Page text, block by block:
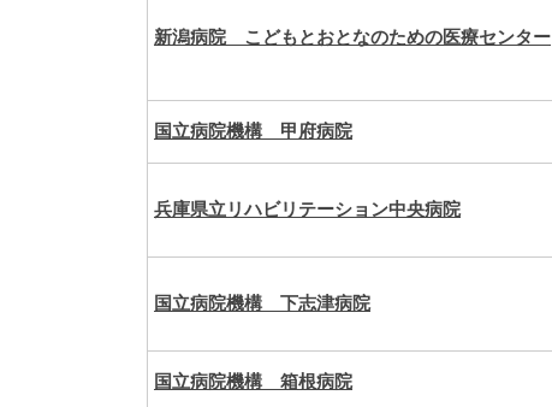
新潟病院 こどもとおとなのための医療センター
国立病院機構 甲府病院
兵庫県立リハビリテーション中央病院
国立病院機構 下志津病院
国立病院機構 箱根病院